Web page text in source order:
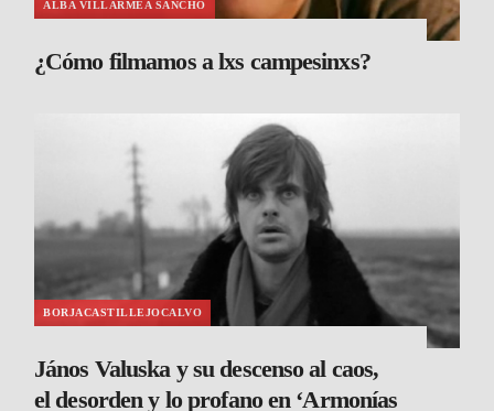
ALBA VILLARMEA SANCHO
¿Cómo filmamos a lxs campesinxs?
BORJACASTILLEJOCALVO
János Valuska y su descenso al caos,
el desorden y lo profano en ‘Armonías